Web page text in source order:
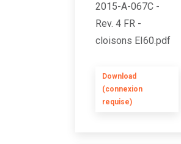
2015-A-067C -
Rev. 4 FR -
cloisons EI60.pdf
Download
(connexion
requise)